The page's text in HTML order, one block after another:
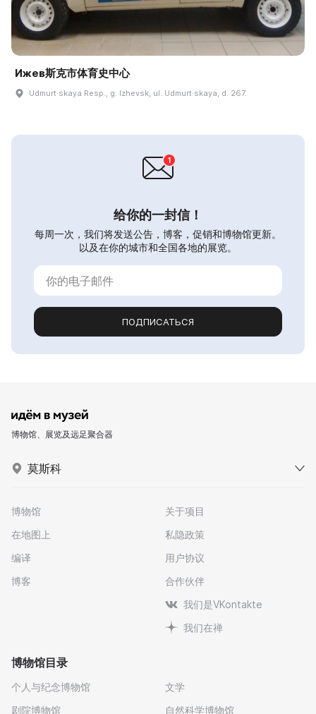
Ижев斯克市体育史中心
Udmurt·skaya Resp., g. Izhevsk, ul. Udmurt·skaya, d. 267.
给你的一封信！
每周一次，我们将发送公告，博客，促销和博物馆更新。
以及在你的城市和全国各地的展览。
ПОДПИСАТЬСЯ
博物馆、展览及远足聚合器
莫斯科
博物馆
在地图上
编译
博客
关于项目
私隐政策
用户协议
合作伙伴
我们是VKontakte
我们在禅
博物馆目录
个人与纪念博物馆
剧院博物馆
文学
自然科学博物馆